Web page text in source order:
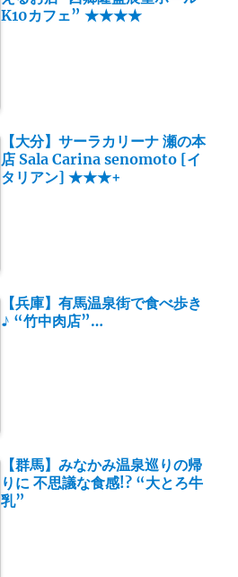
K10カフェ” ★★★★
【大分】サーラカリーナ 瀬の本
店 Sala Carina senomoto [イ
タリアン] ★★★+
【兵庫】有馬温泉街で食べ歩き
♪ “竹中肉店”…
【群馬】みなかみ温泉巡りの帰
りに 不思議な食感!? “大とろ牛
乳”